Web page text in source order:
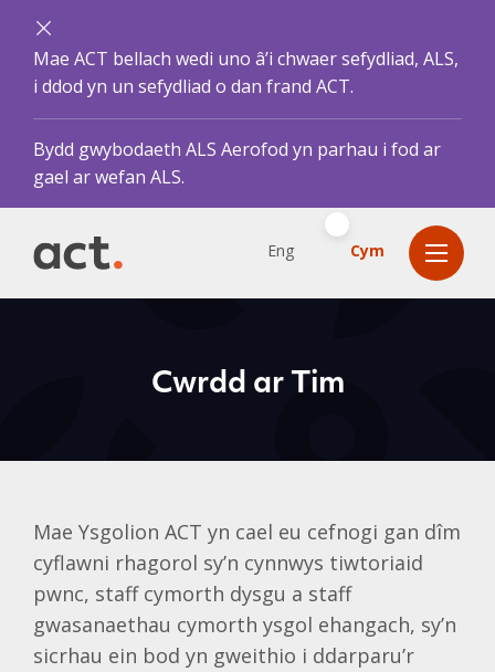
Mae ACT bellach wedi uno â’i chwaer sefydliad, ALS,
i ddod yn un sefydliad o dan frand ACT.
Bydd gwybodaeth ALS Aerofod yn parhau i fod ar
gael ar wefan ALS.
Eng Cym
Cwrdd ar Tim
Mae Ysgolion ACT yn cael eu cefnogi gan dîm
cyflawni rhagorol sy’n cynnwys tiwtoriaid
pwnc, staff cymorth dysgu a staff
gwasanaethau cymorth ysgol ehangach, sy’n
sicrhau ein bod yn gweithio i ddarparu’r